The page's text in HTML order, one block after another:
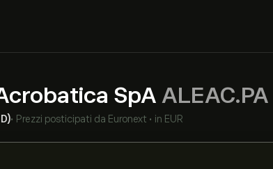
SpA ALEAC.PA
• Prezzi posticipati da Euronext • in EUR